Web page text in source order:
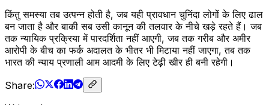
किंतु समस्या तब उत्पन्न होती है, जब यही प्रावधान चुनिंदा लोगों के लिए ढाल
बन जाता है और बाकी सब उसी कानून की तलवार के नीचे खड़े रहते हैं। जब
तक न्यायिक प्रक्रिया में पारदर्शिता नहीं आएगी, जब तक गरीब और अमीर
आरोपी के बीच का फर्क अदालत के भीतर भी मिटाया नहीं जाएगा, तब तक
भारत की न्याय प्रणाली आम आदमी के लिए टेढ़ी खीर ही बनी रहेगी।
Share: